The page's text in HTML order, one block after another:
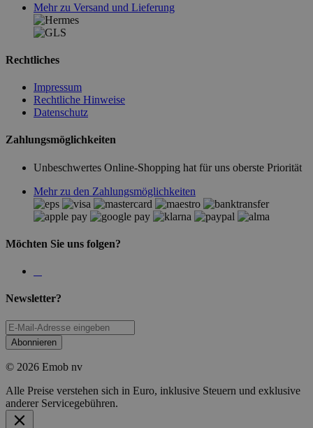
Mehr zu Versand und Lieferung
Rechtliches
Impressum
Rechtliche Hinweise
Datenschutz
Zahlungsmöglichkeiten
Unbeschwertes Online-Shopping hat für uns oberste Priorität
Mehr zu den Zahlungsmöglichkeiten
Möchten Sie uns folgen?
Newsletter?
Abonnieren
© 2026 Emob nv
Alle Preise verstehen sich in Euro, inklusive Steuern und exklusive
anderer Servicegebühren.